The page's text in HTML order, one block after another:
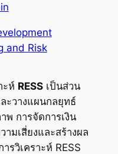
and Risk
ะห์ RESSเป็นส่วน
ะวางแผนกลยุทธ์
พ การจัดการเงิน
มเสี่ยงและสร้างผล
วิเคราะห์ RESS